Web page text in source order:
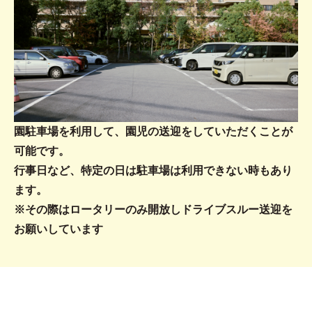
園駐車場を利用して、園児の送迎をしていただくことが
可能です。
行事日など、特定の日は駐車場は利用できない時もあり
ます。
※その際はロータリーのみ開放しドライブスルー送迎を
お願いしています